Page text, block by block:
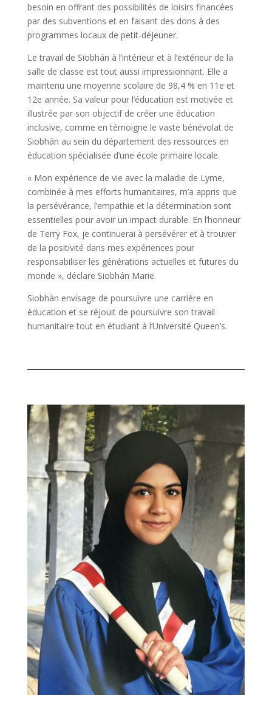
besoin en offrant des possibilités de loisirs financées
par des subventions et en faisant des dons à des
programmes locaux de petit-déjeuner.
Le travail de Siobhán à l’intérieur et à l’extérieur de la
salle de classe est tout aussi impressionnant. Elle a
maintenu une moyenne scolaire de 98,4 % en 11e et
12e année. Sa valeur pour l’éducation est motivée et
illustrée par son objectif de créer une éducation
inclusive, comme en témoigne le vaste bénévolat de
Siobhán au sein du département des ressources en
éducation spécialisée d’une école primaire locale.
« Mon expérience de vie avec la maladie de Lyme,
combinée à mes efforts humanitaires, m’a appris que
la persévérance, l’empathie et la détermination sont
essentielles pour avoir un impact durable. En l’honneur
de Terry Fox, je continuerai à persévérer et à trouver
de la positivité dans mes expériences pour
responsabiliser les générations actuelles et futures du
monde », déclare Siobhán Marie.
Siobhán envisage de poursuivre une carrière en
éducation et se réjouit de poursuivre son travail
humanitaire tout en étudiant à l’Université Queen’s.